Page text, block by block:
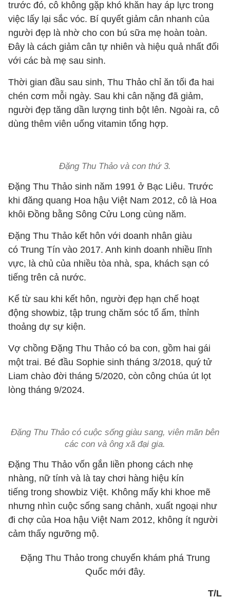
trước đó, cô không gặp khó khăn hay áp lực trong
việc lấy lại sắc vóc. Bí quyết giảm cân nhanh của
người đẹp là nhờ cho con bú sữa mẹ hoàn toàn.
Đây là cách giảm cân tự nhiên và hiệu quả nhất đối
với các bà mẹ sau sinh.
Thời gian đầu sau sinh, Thu Thảo chỉ ăn tối đa hai
chén cơm mỗi ngày. Sau khi cân nặng đã giảm,
người đẹp tăng dần lượng tinh bột lên. Ngoài ra, cô
dùng thêm viên uống vitamin tổng hợp.
Đặng Thu Thảo và con thứ 3.
Đặng Thu Thảo sinh năm 1991 ở Bạc Liêu. Trước
khi đăng quang Hoa hậu Việt Nam 2012, cô là Hoa
khôi Đồng bằng Sông Cửu Long cùng năm.
Đặng Thu Thảo kết hôn với doanh nhân giàu
có Trung Tín vào 2017. Anh kinh doanh nhiều lĩnh
vực, là chủ của nhiều tòa nhà, spa, khách sạn có
tiếng trên cả nước.
Kể từ sau khi kết hôn, người đẹp hạn chế hoạt
động showbiz, tập trung chăm sóc tổ ấm, thỉnh
thoảng dự sự kiện.
Vợ chồng Đặng Thu Thảo có ba con, gồm hai gái
một trai. Bé đầu Sophie sinh tháng 3/2018, quý tử
Liam chào đời tháng 5/2020, còn công chúa út lọt
lòng tháng 9/2024.
Đặng Thu Thảo có cuộc sống giàu sang, viên mãn bên
các con và ông xã đại gia.
Đặng Thu Thảo vốn gắn liền phong cách nhẹ
nhàng, nữ tính và là tay chơi hàng hiệu kín
tiếng trong showbiz Việt. Không mấy khi khoe mẽ
nhưng nhìn cuộc sống sang chảnh, xuất ngoại như
đi chợ của Hoa hậu Việt Nam 2012, không ít người
cảm thấy ngưỡng mộ.
Đặng Thu Thảo trong chuyến khám phá Trung
Quốc mới đây.
T/L